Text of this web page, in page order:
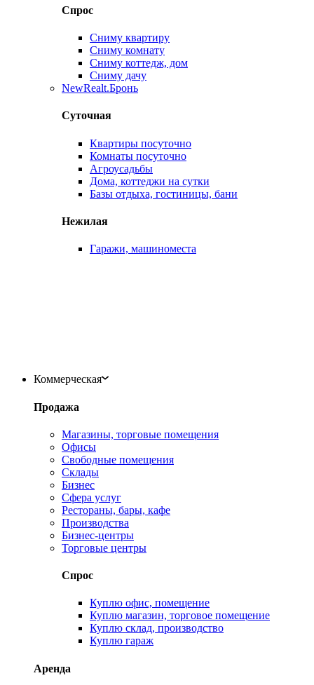
Спрос
Сниму квартиру
Сниму комнату
Сниму коттедж, дом
Сниму дачу
NewRealt.Бронь
Суточная
Квартиры посуточно
Комнаты посуточно
Агроусадьбы
Дома, коттеджи на сутки
Базы отдыха, гостиницы, бани
Нежилая
Гаражи, машиноместа
Коммерческая
Продажа
Магазины, торговые помещения
Офисы
Свободные помещения
Склады
Бизнес
Сфера услуг
Рестораны, бары, кафе
Производства
Бизнес-центры
Торговые центры
Спрос
Куплю офис, помещение
Куплю магазин, торговое помещение
Куплю склад, производство
Куплю гараж
Аренда